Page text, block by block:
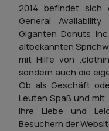
2014 befindet sich
General
Giganten Donuts
altbekannten
mit Hilfe von
sondern auch die
Ob als Geschäft
Leuten Spaß und mit
ihre Liebe und
Besuchern der